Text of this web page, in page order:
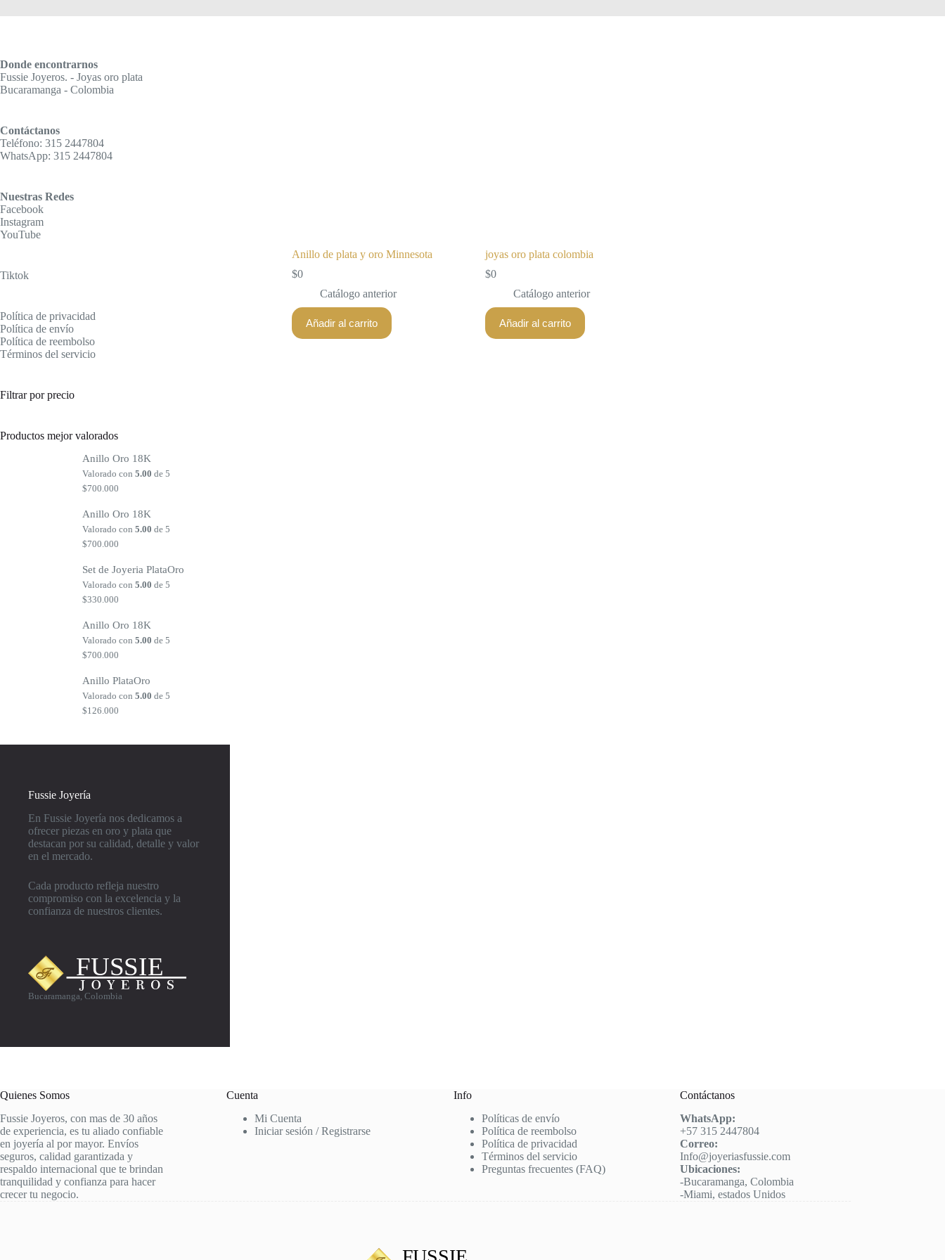
Anillo de plata y oro Minnesota
$0
Catálogo anterior
Añadir al carrito
joyas oro plata colombia
$0
Catálogo anterior
Añadir al carrito
Donde encontrarnos
Fussie Joyeros. - Joyas oro plata
Bucaramanga - Colombia
Contáctanos
Teléfono: 315 2447804
WhatsApp: 315 2447804
Nuestras Redes
Facebook
Instagram
YouTube
Tiktok
Política de privacidad
Política de envío
Política de reembolso
Términos del servicio
Filtrar por precio
Productos mejor valorados
Anillo Oro 18K
Valorado con5.00 de 5
$700.000
Anillo Oro 18K
Valorado con5.00 de 5
$700.000
Set de Joyeria PlataOro
Valorado con5.00 de 5
$330.000
Anillo Oro 18K
Valorado con5.00 de 5
$700.000
Anillo PlataOro
Valorado con5.00 de 5
$126.000
Fussie Joyería
En Fussie Joyería nos dedicamos a
ofrecer piezas en oro y plata que
destacan por su calidad, detalle y valor
en el mercado.
Cada producto refleja nuestro
compromiso con la excelencia y la
confianza de nuestros clientes.
Bucaramanga, Colombia
Quienes Somos
Fussie Joyeros, con mas de 30 años
de experiencia, es tu aliado confiable
en joyería al por mayor. Envíos
seguros, calidad garantizada y
respaldo internacional que te brindan
tranquilidad y confianza para hacer
crecer tu negocio.
Cuenta
Mi Cuenta
Iniciar sesión / Registrarse
Info
Políticas de envío
Política de reembolso
Política de privacidad
Términos del servicio
Preguntas frecuentes (FAQ)
Contáctanos
WhatsApp:
+57 315 2447804
Correo:
Info@joyeriasfussie.com
Ubicaciones:
-Bucaramanga, Colombia
-Miami, estados Unidos